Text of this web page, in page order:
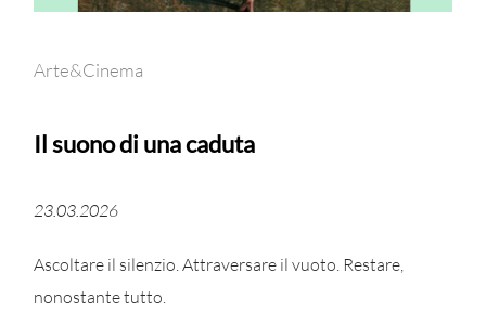
Arte&Cinema
Il suono di una caduta
23.03.2026
Ascoltare il silenzio. Attraversare il vuoto. Restare,
nonostante tutto.